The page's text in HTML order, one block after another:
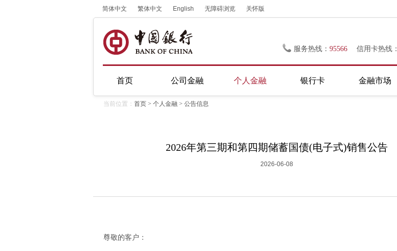
简体中文 繁体中文 English 无障碍浏览 关怀版
服务热线： 95566 信用卡热线：
首页 公司金融 个人金融 银行卡 金融市场
当前位置： 首页 > 个人金融 > 公告信息
2026年第三期和第四期储蓄国债(电子式)销售公告
2026-06-08
尊敬的客户：